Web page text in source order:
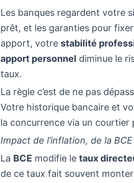
Les banques regardent votre
prêt, et les garanties pour
apport, votre stabilité
apport personnel diminue le
taux.
La règle c’est de ne pas
Votre historique bancaire et
la concurrence via un courtier
Impact de l’inflation, de la
La BCE modifie le taux
de ce taux fait souvent